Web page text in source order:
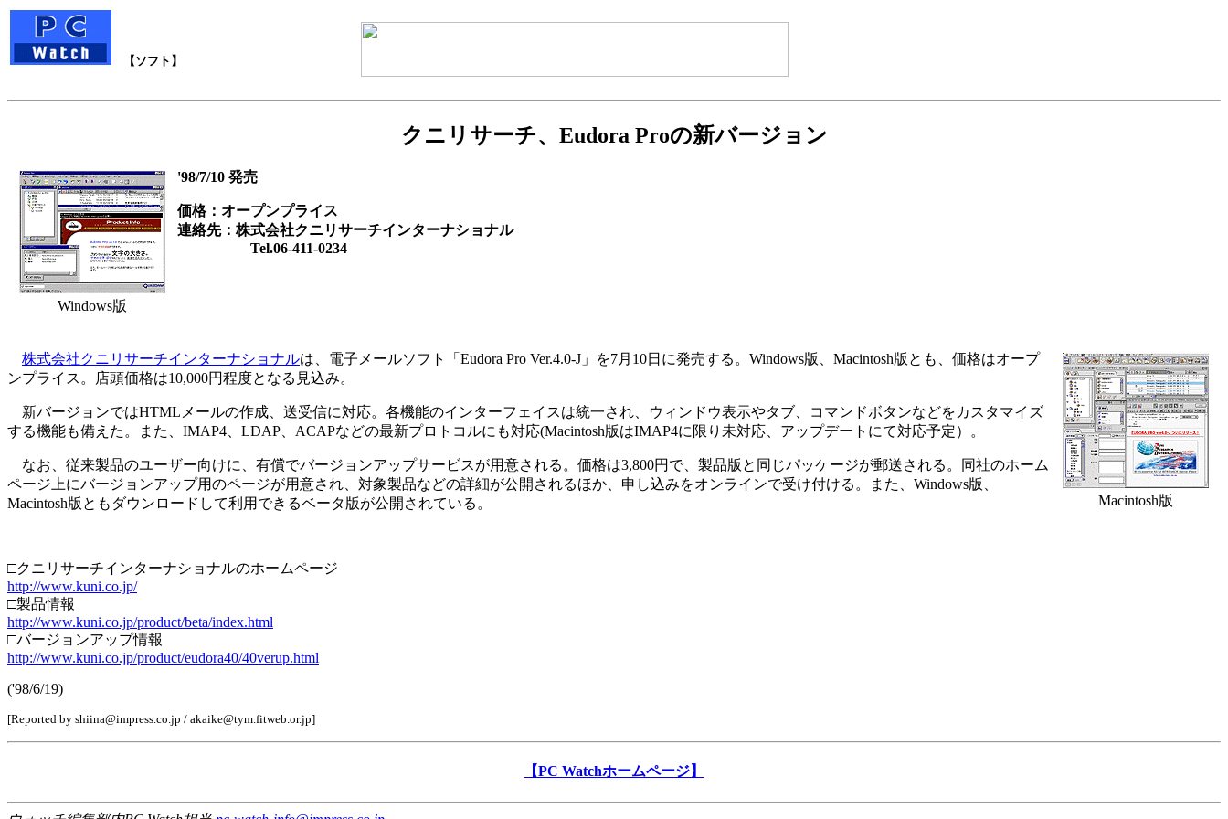
【ソフト】
クニリサーチ、Eudora Proの新バージョン
Windows版
'98/7/10 発売
価格：オープンプライス
連絡先：株式会社クニリサーチインターナショナル
Tel.06-411-0234
Macintosh版
株式会社クニリサーチインターナショナルは、電子メールソフト「Eudora Pro Ver.4.0-J」を7月10日に発売する。Windows版、Macintosh版とも、価格はオープ
ンプライス。店頭価格は10,000円程度となる見込み。
新バージョンではHTMLメールの作成、送受信に対応。各機能のインターフェイスは統一され、ウィンドウ表示やタブ、コマンドボタンなどをカスタマイズ
する機能も備えた。また、IMAP4、LDAP、ACAPなどの最新プロトコルにも対応(Macintosh版はIMAP4に限り未対応、アップデートにて対応予定）。
なお、従来製品のユーザー向けに、有償でバージョンアップサービスが用意される。価格は3,800円で、製品版と同じパッケージが郵送される。同社のホーム
ページ上にバージョンアップ用のページが用意され、対象製品などの詳細が公開されるほか、申し込みをオンラインで受け付ける。また、Windows版、
Macintosh版ともダウンロードして利用できるベータ版が公開されている。
□クニリサーチインターナショナルのホームページ
http://www.kuni.co.jp/
□製品情報
http://www.kuni.co.jp/product/beta/index.html
□バージョンアップ情報
http://www.kuni.co.jp/product/eudora40/40verup.html
('98/6/19)
[Reported by shiina@impress.co.jp / akaike@tym.fitweb.or.jp]
【PC Watchホームページ】